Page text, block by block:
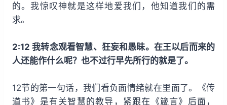
的。我惊叹神就是这样地爱我们，他知道我们的需
求。
2:12 我转念观看智慧、狂妄和愚昧。在王以后而来的
人还能作什么呢？也不过行早先所行的就是了。
12节的第一句话，我们看负面情绪就在里面了。《传
道书》是有关智慧的教导，紧跟在《箴言》后面，